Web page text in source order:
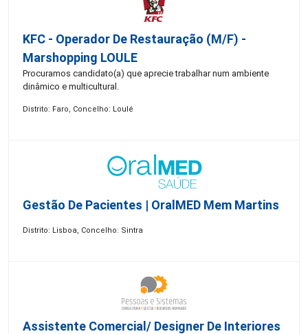
KFC - Operador De Restauração (m/f) -
Marshopping LOULE
Procuramos candidato(a) que aprecie trabalhar num ambiente
dinâmico e multicultural.
Distrito: Faro, Concelho: Loulé
Gestão De Pacientes | OralMED Mem Martins
Distrito: Lisboa, Concelho: Sintra
Assistente Comercial/ Designer De Interiores